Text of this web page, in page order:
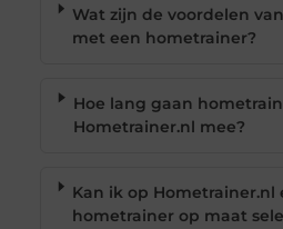
Wat zijn de voordelen
met een hometrainer?
Hoe lang gaan
Hometrainer.nl mee?
Kan ik op Hometrainer.nl
hometrainer op maat